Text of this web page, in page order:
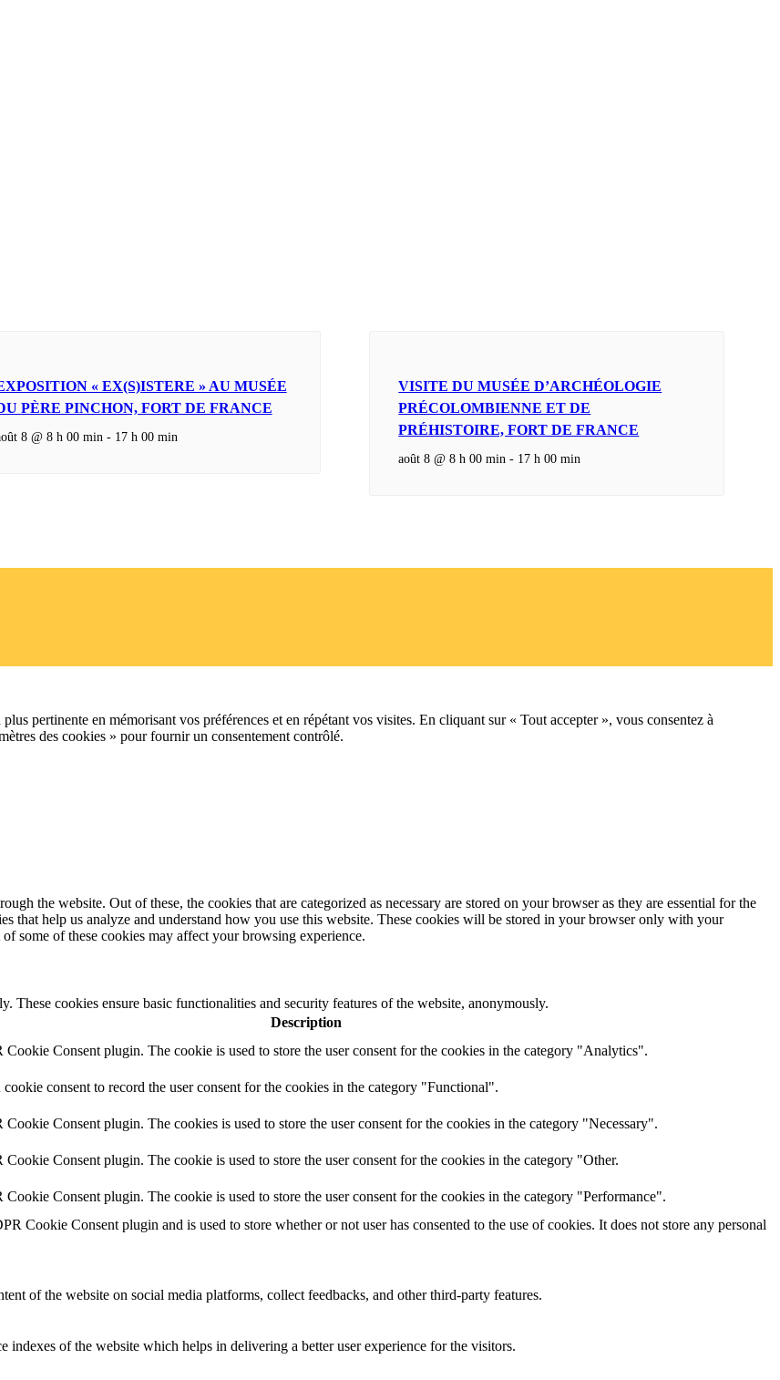
« EX(S)ISTERE » AU MUSÉE
PÈRE PINCHON, FORT DE FRANCE
8 @ 8 h 00 min- 17 h 00 min
VISITE DU MUSÉE D’ARCHÉOLOGIE
PRÉCOLOMBIENNE ET DE
PRÉHISTOIRE, FORT DE FRANCE
août 8 @ 8 h 00 min - 17 h 00 min
pertinente en mémorisant vos préférences et en répétant vos visites. En cliquant sur « Tout accepter », vous consentez à
des cookies » pour fournir un consentement contrôlé.
the website. Out of these, the cookies that are categorized as necessary are stored on your browser as they are essential for the
that help us analyze and understand how you use this website. These cookies will be stored in your browser only with your
some of these cookies may affect your browsing experience.
These cookies ensure basic functionalities and security features of the website, anonymously.
Description
Consent plugin. The cookie is used to store the user consent for the cookies in the category "Analytics".
consent to record the user consent for the cookies in the category "Functional".
Consent plugin. The cookies is used to store the user consent for the cookies in the category "Necessary".
Consent plugin. The cookie is used to store the user consent for the cookies in the category "Other.
Consent plugin. The cookie is used to store the user consent for the cookies in the category "Performance".
Cookie Consent plugin and is used to store whether or not user has consented to the use of cookies. It does not store any personal
of the website on social media platforms, collect feedbacks, and other third-party features.
indexes of the website which helps in delivering a better user experience for the visitors.